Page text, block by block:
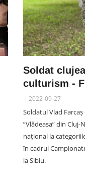
Soldat
culturism -
2022-09-27
Soldatul Vlad
”Vlădeasa” din
național la
în cadrul
la Sibiu.